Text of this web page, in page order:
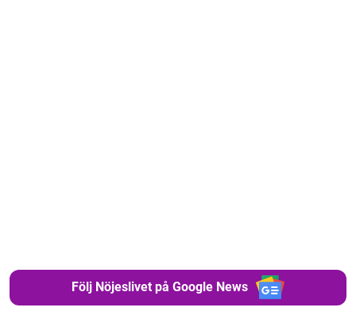
Följ Nöjeslivet på Google News